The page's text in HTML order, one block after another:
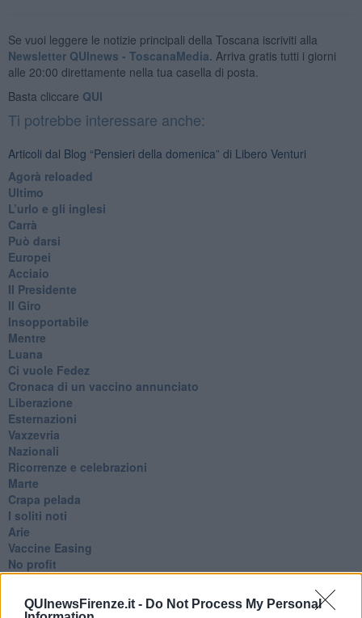
QUInewsFirenze.it - Do Not Process My Personal
Se vuoi leggere le notizie principali della Toscana iscriviti alla
Newsletter QUInews - ToscanaMedia. Arriva gratis tutti i giorni
alle 20:00 direttamente nella tua casella di posta.
Basta cliccare QUI
Ti potrebbe interessare anche:
Articoli dal Blog “Pensieri della domenica” di Libero Venturi
​Agorà reloaded
Ultimo
​L’urlo e gli inglesi
Carrà
Può darsi
Europei
Acciaio
Il Presidente
​Il Giro
Insopportabile
​Mentre
Luana
​Ci vuole Fedez
​Cronaca di un vaccino annunciato
​Liberazione
Esternazioni
Vaxzevria
Nazionali
​Ricorrenze e celebrazioni
Marte
​Crapa pelada
​I soliti noti
Arie
​Vaccine Easing
No profit
Dragonheart
Con-ter?
​Con-te